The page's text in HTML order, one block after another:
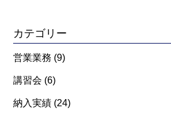
カテゴリー
営業業務 (9)
講習会 (6)
納入実績 (24)